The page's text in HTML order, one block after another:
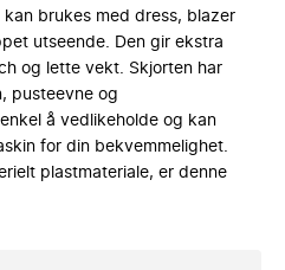
brukes med dress, blazer
utseende. Den gir ekstra
og lette vekt. Skjorten har
pusteevne og
å vedlikeholde og kan
for din bekvemmelighet.
plastmateriale, er denne